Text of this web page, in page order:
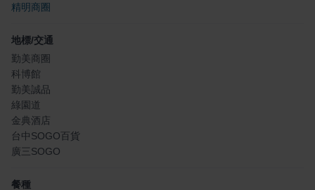
精明商圈
地標/交通
勤美商圈
科博館
勤美誠品
綠園道
金典酒店
台中SOGO百貨
廣三SOGO
餐種